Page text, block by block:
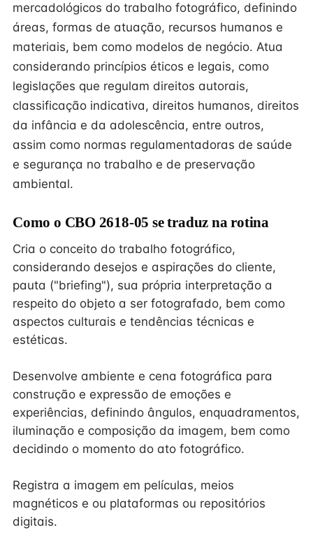
mercadológicos do trabalho fotográfico, definindo
áreas, formas de atuação, recursos humanos e
materiais, bem como modelos de negócio. Atua
considerando princípios éticos e legais, como
legislações que regulam direitos autorais,
classificação indicativa, direitos humanos, direitos
da infância e da adolescência, entre outros,
assim como normas regulamentadoras de saúde
e segurança no trabalho e de preservação
ambiental.
Como o CBO 2618-05 se traduz na rotina
Cria o conceito do trabalho fotográfico,
considerando desejos e aspirações do cliente,
pauta ("briefing"), sua própria interpretação a
respeito do objeto a ser fotografado, bem como
aspectos culturais e tendências técnicas e
estéticas.
Desenvolve ambiente e cena fotográfica para
construção e expressão de emoções e
experiências, definindo ângulos, enquadramentos,
iluminação e composição da imagem, bem como
decidindo o momento do ato fotográfico.
Registra a imagem em películas, meios
magnéticos e ou plataformas ou repositórios
digitais.